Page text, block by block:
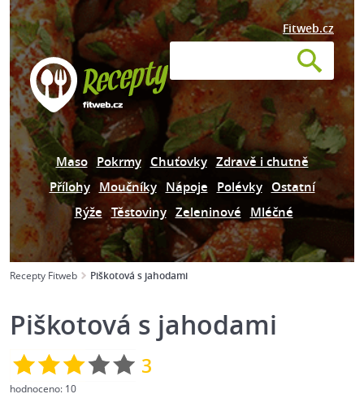
Fitweb.cz
Maso Pokrmy Chuťovky Zdravě i chutně
Přílohy Moučníky Nápoje Polévky Ostatní
Rýže Těstoviny Zeleninové Mléčné
Recepty Fitweb Piškotová s jahodami
Piškotová s jahodami
3
hodnoceno: 10